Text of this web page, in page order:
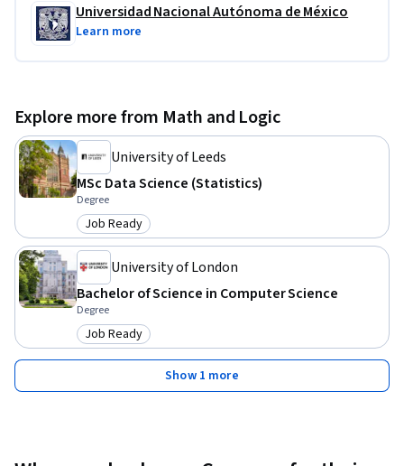
Universidad Nacional Autónoma de México
Learn more
Explore more from Math and Logic
University of Leeds
MSc Data Science (Statistics)
Degree
Category: Job Ready
Job Ready
University of London
Bachelor of Science in Computer Science
Degree
Category: Job Ready
Job Ready
Show 1 more